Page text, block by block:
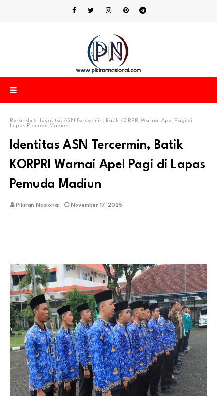
Beranda
Identitas ASN Tercermin, Batik KORPRI Warnai Apel Pagi di
Lapas Pemuda Madiun
Identitas ASN Tercermin, Batik
KORPRI Warnai Apel Pagi di Lapas
Pemuda Madiun
Pikiran Nasional November 17, 2025